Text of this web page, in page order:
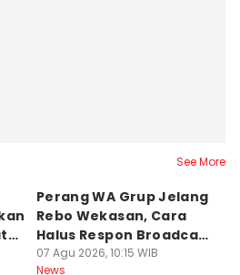
See More
Perang WA Grup Jelang
Rebo Wekasan, Cara
Halus Respon Broadcast
Parno
07 Agu 2026, 10:15 WIB
News